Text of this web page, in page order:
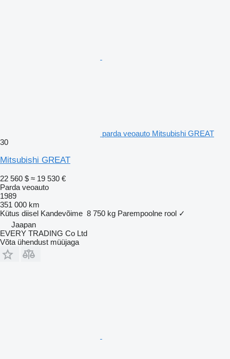
parda veoauto Mitsubishi GREAT
30
Mitsubishi GREAT
22 560 $ ≈ 19 530 €
Parda veoauto
1989
351 000 km
Kütus diisel Kandevõime 8 750 kg Parempoolne rool ✓
Jaapan
EVERY TRADING Co Ltd
Võta ühendust müüjaga